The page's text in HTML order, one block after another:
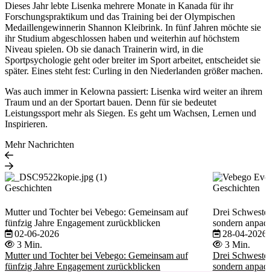
Dieses Jahr lebte Lisenka mehrere Monate in Kanada für ihr
Forschungspraktikum und das Training bei der Olympischen
Medaillengewinnerin Shannon Kleibrink. In fünf Jahren möchte sie
ihr Studium abgeschlossen haben und weiterhin auf höchstem
Niveau spielen. Ob sie danach Trainerin wird, in die
Sportpsychologie geht oder breiter im Sport arbeitet, entscheidet sie
später. Eines steht fest: Curling in den Niederlanden größer machen.
Was auch immer in Kelowna passiert: Lisenka wird weiter an ihrem
Traum und an der Sportart bauen. Denn für sie bedeutet
Leistungssport mehr als Siegen. Es geht um Wachsen, Lernen und
Inspirieren.
Mehr Nachrichten
Geschichten
Mutter und Tochter bei Vebego: Gemeinsam auf
fünfzig Jahre Engagement zurückblicken
02-06-2026
3 Min.
Mutter und Tochter bei Vebego: Gemeinsam auf
fünfzig Jahre Engagement zurückblicken
Geschichten
Drei
sondern
28-04-2026
3 Min.
Drei
sondern